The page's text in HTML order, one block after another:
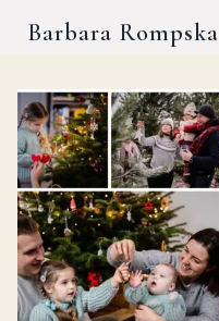
Barbara Rompska